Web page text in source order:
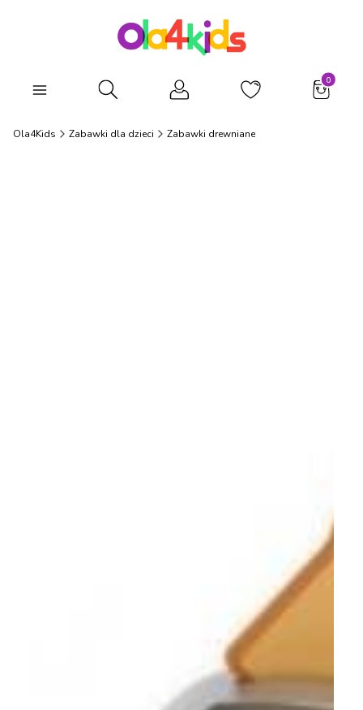
Otwórz wyszukiwarkę
Ola4Kids Zabawki dla dzieci Zabawki drewniane